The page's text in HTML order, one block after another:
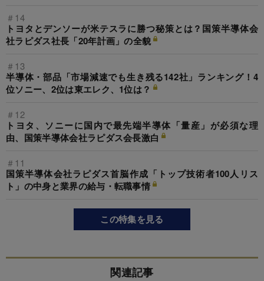
＃14
トヨタとデンソーが米テスラに勝つ秘策とは？国策半導体会
社ラピダス社長「20年計画」の全貌
＃13
半導体・部品「市場減速でも生き残る142社」ランキング！4
位ソニー、2位は東エレク、1位は？
＃12
トヨタ、ソニーに国内で最先端半導体「量産」が必須な理
由、国策半導体会社ラピダス会長激白
＃11
国策半導体会社ラピダス首脳作成「トップ技術者100人リス
ト」の中身と業界の給与・転職事情
この特集を見る
関連記事